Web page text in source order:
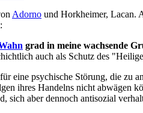
Adorno und Horkheimer, Lacan.
grad in meine wachsende
auch als Schutz des
eine psychische Störung, die zu
ihres Handelns nicht abwägen
sich aber dennoch antisozial